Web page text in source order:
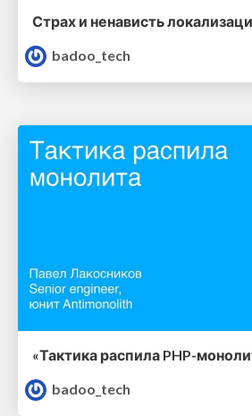
badoo_tech
badoo_tech